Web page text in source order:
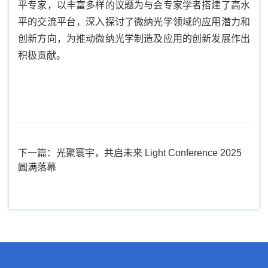
平专家，以丰富多样的议题为与会专家学者搭建了高水
平的交流平台，深入探讨了微纳光学领域的应用潜力和
创新方向，为推动微纳光学制造及应用的创新发展作出
积极贡献。
下一篇：光聚寰宇，共启未来 Light Conference 2025
圆满落幕